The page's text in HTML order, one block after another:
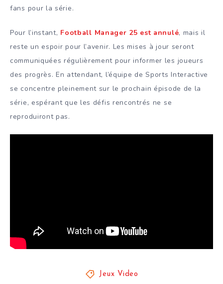
fans pour la série.
Pour l’instant, Football Manager 25 est annulé, mais il
reste un espoir pour l’avenir. Les mises à jour seront
communiquées régulièrement pour informer les joueurs
des progrès. En attendant, l’équipe de Sports Interactive
se concentre pleinement sur le prochain épisode de la
série, espérant que les défis rencontrés ne se
reproduiront pas.
Jeux Video